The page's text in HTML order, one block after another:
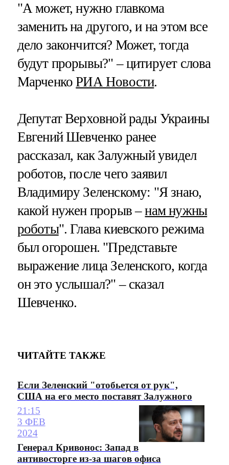
"А может, нужно главкома
заменить на другого, и на этом все
дело закончится? Может, тогда
будут прорывы?" – цитирует слова
МарченкоРИА Новости.
Депутат Верховной рады Украины
Евгений Шевченко ранее
рассказал, как Залужный увидел
роботов, после чего заявил
Владимиру Зеленскому: "Я знаю,
какой нужен прорыв –нам нужны
роботы". Глава киевского режима
был огорошен. "Представьте
выражение лица Зеленского, когда
он это услышал?" – сказал
Шевченко.
ЧИТАЙТЕ ТАКЖЕ
Если Зеленский "отобьется от рук",
США на его место поставят Залужного
21:15
3 ФЕВ
2024
Генерал Кривонос: Запад в
антивосторге из-за шагов офиса